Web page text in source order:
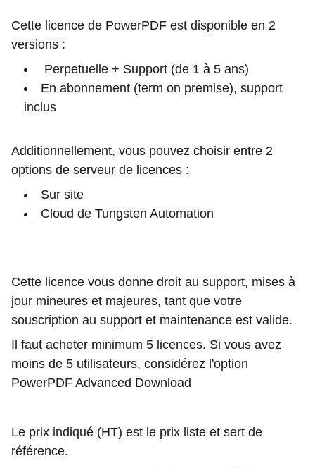
Cette licence de PowerPDF est disponible en 2
versions :
Perpetuelle + Support (de 1 à 5 ans)
En abonnement (term on premise), support
inclus
Additionnellement, vous pouvez choisir entre 2
options de serveur de licences :
Sur site
Cloud de Tungsten Automation
Cette licence vous donne droit au support, mises à
jour mineures et majeures, tant que votre
souscription au support et maintenance est valide.
Il faut acheter minimum 5 licences. Si vous avez
moins de 5 utilisateurs, considérez l'option
PowerPDF Advanced Download
Le prix indiqué (HT) est le prix liste et sert de
référence.